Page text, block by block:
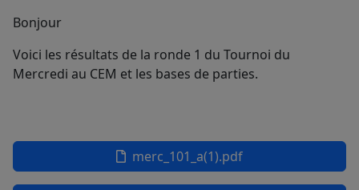
Bonjour
Voici les résultats de la ronde 1 du Tournoi du
Mercredi au CEM et les bases de parties.
merc_101_a(1).pdf